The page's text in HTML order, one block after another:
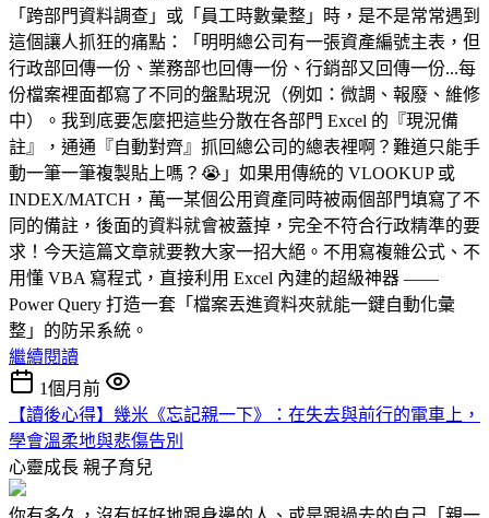
「跨部門資料調查」或「員工時數彙整」時，是不是常常遇到
這個讓人抓狂的痛點：「明明總公司有一張資產編號主表，但
行政部回傳一份、業務部也回傳一份、行銷部又回傳一份...每
份檔案裡面都寫了不同的盤點現況（例如：微調、報廢、維修
中）。我到底要怎麼把這些分散在各部門 Excel 的『現況備
註』，通通『自動對齊』抓回總公司的總表裡啊？難道只能手
動一筆一筆複製貼上嗎？😭」如果用傳統的 VLOOKUP 或
INDEX/MATCH，萬一某個公用資產同時被兩個部門填寫了不
同的備註，後面的資料就會被蓋掉，完全不符合行政精準的要
求！今天這篇文章就要教大家一招大絕。不用寫複雜公式、不
用懂 VBA 寫程式，直接利用 Excel 內建的超級神器 ——
Power Query 打造一套「檔案丟進資料夾就能一鍵自動化彙
整」的防呆系統。
繼續閱讀
1個月前
【讀後心得】幾米《忘記親一下》：在失去與前行的電車上，
學會溫柔地與悲傷告別
心靈成長 親子育兒